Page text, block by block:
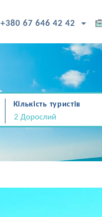
+380 67 646 42 42
Кількість туристів